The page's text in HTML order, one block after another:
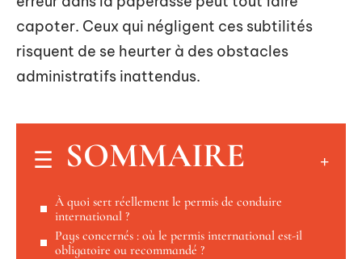
capoter. Ceux qui négligent ces subtilités
risquent de se heurter à des obstacles
administratifs inattendus.
SOMMAIRE
À quoi sert réellement le permis de conduire
international ?
Pays concernés : où le permis international est-il
obligatoire ou recommandé ?